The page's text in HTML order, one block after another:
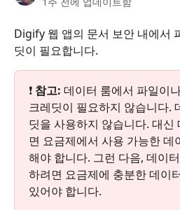
Digify 웹 앱의 문서 보안 내에서
딧이 필요합니다.
❗ 참고: 데이터 룸에서 파일이
크레딧이 필요하지 않습니다.
딧을 사용하지 않습니다. 대신
면 요금제에서 사용 가능한 데
해야 합니다. 그런 다음, 데이
하려면 요금제에 충분한 데이
있어야 합니다.